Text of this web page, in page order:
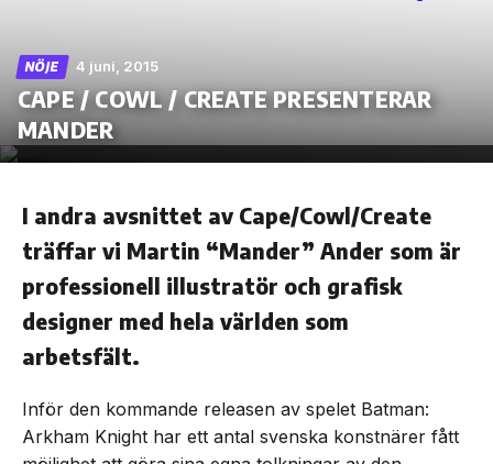
Skip
the
NÖJE 4 juni, 2015
CAPE / COWL / CREATE PRESENTERAR
MANDER
I andra avsnittet av Cape/Cowl/Create
träffar vi Martin “Mander” Ander som är
professionell illustratör och grafisk
designer med hela världen som
arbetsfält.
Inför den kommande releasen av spelet Batman:
Arkham Knight har ett antal svenska konstnärer fått